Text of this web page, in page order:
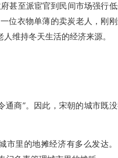
甚至派宦官到民间市场强行
位衣物单薄的卖炭老人，刚
维持冬天生活的经济来源。
通商”。因此，宋朝的城市既
市里的地摊经济有多么发达。